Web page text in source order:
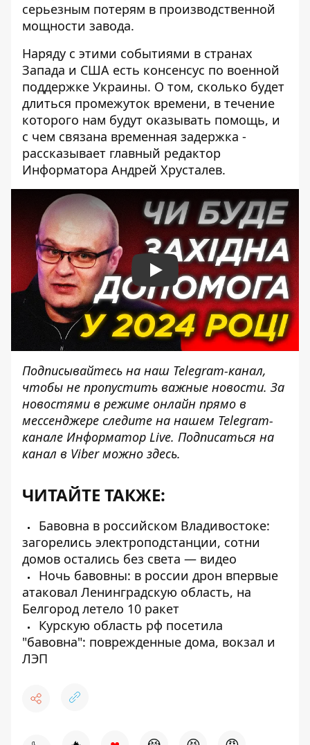
серьезным потерям в производственной
мощности завода.
Наряду с этими событиями в странах
Запада и США есть консенсус по военной
поддержке Украины. О том, сколько будет
длиться промежуток времени, в течение
которого нам будут оказывать помощь, и
с чем связана временная задержка -
рассказывает главный редактор
Информатора Андрей Хрусталев.
Play
Подписывайтесь на наш Telegram-канал,
чтобы не пропустить важные новости. За
новостями в режиме онлайн прямо в
мессенджере следите на нашем Telegram-
канале Информатор Live. Подписаться на
канал в Viber можно здесь.
ЧИТАЙТЕ ТАКЖЕ:
Бавовна в российском Владивостоке:
загорелись электроподстанции, сотни
домов остались без света — видео
Ночь бавовны: в россии дрон впервые
атаковал Ленинградскую область, на
Белгород летело 10 ракет
Курскую область рф посетила
"бавовна": поврежденные дома, вокзал и
ЛЭП